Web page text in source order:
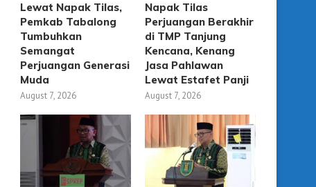
Lewat Napak Tilas,
Pemkab Tabalong
Tumbuhkan
Semangat
Perjuangan Generasi
Muda
August 7, 2026
Napak Tilas
Perjuangan Berakhir
di TMP Tanjung
Kencana, Kenang
Jasa Pahlawan
Lewat Estafet Panji
August 7, 2026